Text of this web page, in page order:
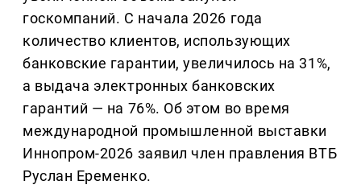
госкомпаний. С начала 2026 года
количество клиентов, использующих
банковские гарантии, увеличилось на 31%,
а выдача электронных банковских
гарантий — на 76%. Об этом во время
международной промышленной выставки
Иннопром-2026 заявил член правления ВТБ
Руслан Еременко.